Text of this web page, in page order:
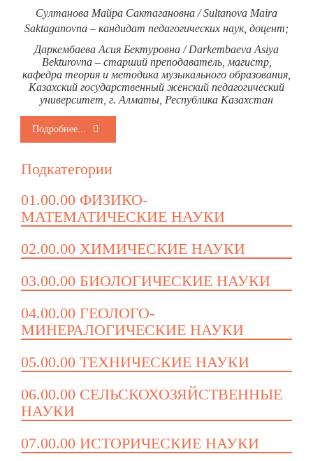
Султанова Майра Сактагановна / Sultanova Maira
Saktaganovna – кандидат педагогических наук, доцент;
Даркембаева Асия Бектуровна / Darkembaeva Asiya
Bekturovna – старший преподаватель, магистр,
кафедра теория и методика музыкального образования,
Казахский государственный женский педагогический
университет, г. Алматы, Республика Казахстан
Подробнее...
Подкатегории
01.00.00 ФИЗИКО-
МАТЕМАТИЧЕСКИЕ НАУКИ
02.00.00 ХИМИЧЕСКИЕ НАУКИ
03.00.00 БИОЛОГИЧЕСКИЕ НАУКИ
04.00.00 ГЕОЛОГО-
МИНЕРАЛОГИЧЕСКИЕ НАУКИ
05.00.00 ТЕХНИЧЕСКИЕ НАУКИ
06.00.00 СЕЛЬСКОХОЗЯЙСТВЕННЫЕ
НАУКИ
07.00.00 ИСТОРИЧЕСКИЕ НАУКИ